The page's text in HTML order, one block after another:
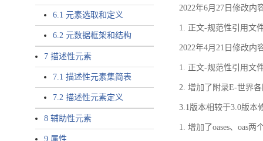
6.1 元素选取和定义
6.2 元数据框架和结构
7 描述性元素
7.1 描述性元素集简表
7.2 描述性元素定义
8 辅助性元素
9 属性
2022年6月27日修改内
1. 正文-规范性引用文
2022年4月21日修改内
1. 正文-规范性引用文
2. 增加了附录E-世界
3.1版本相较于3.0版本
1. 增加了oases、oas